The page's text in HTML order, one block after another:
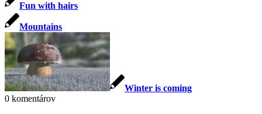
Fun with hairs
Mountains
Winter is coming
0 komentárov